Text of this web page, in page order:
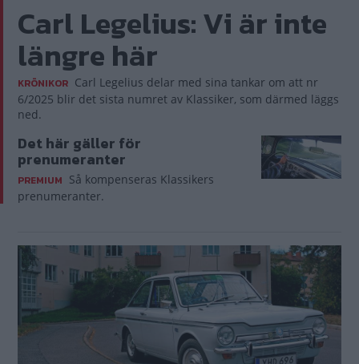
Carl Legelius: Vi är inte
längre här
KRÖNIKOR Carl Legelius delar med sina tankar om att nr
6/2025 blir det sista numret av Klassiker, som därmed läggs
ned.
Det här gäller för
prenumeranter
PREMIUM Så kompenseras Klassikers
prenumeranter.